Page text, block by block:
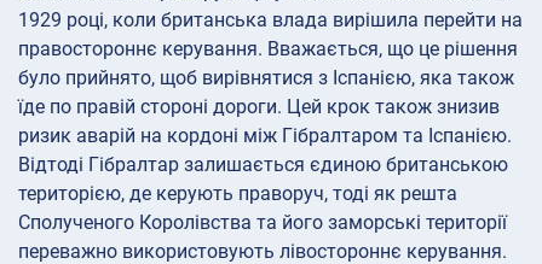
1929 році, коли британська влада вирішила перейти на
правостороннє керування. Вважається, що це рішення
було прийнято, щоб вирівнятися з Іспанією, яка також
їде по правій стороні дороги. Цей крок також знизив
ризик аварій на кордоні між Гібралтаром та Іспанією.
Відтоді Гібралтар залишається єдиною британською
територією, де керують праворуч, тоді як решта
Сполученого Королівства та його заморські території
переважно використовують лівостороннє керування.